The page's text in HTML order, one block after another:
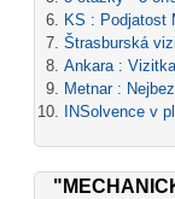
KS : Podjatost
Štrasburská
Ankara :
Metnar :
INSolvence v